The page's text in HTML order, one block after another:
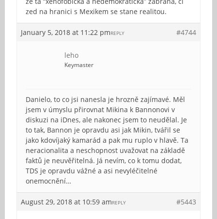
zed na hranici s Mexikem se stane realitou.
January 5, 2018 at 11:22 pm #4744
REPLY
leho
Keymaster
Danielo, to co jsi nanesla je hrozně zajímavé. Měl
jsem v úmyslu přirovnat Mikina k Bannonovi v
diskuzi na iDnes, ale nakonec jsem to neudělal. Je
to tak, Bannon je opravdu asi jak Mikin, tvářil se
jako kdovíjaký kamarád a pak mu ruplo v hlavě. Ta
neracionalita a neschopnost uvažovat na základě
faktů je neuvěřitelná. Já nevím, co k tomu dodat,
TDS je opravdu vážné a asi nevyléčitelné
onemocnění…
August 29, 2018 at 10:59 am #5443
REPLY